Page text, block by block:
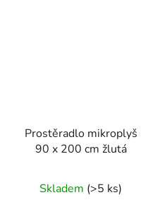
Prostěradlo mikroplyš
90 x 200 cm žlutá
Skladem (>5 ks)